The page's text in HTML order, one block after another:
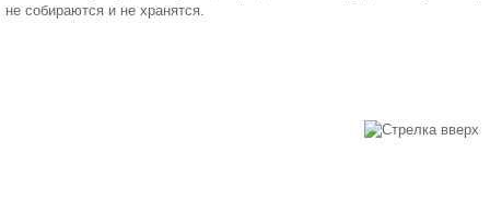
не собираются и не хранятся.